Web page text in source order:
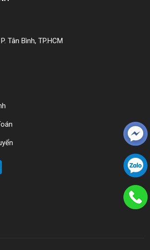
Tân Bình, TP.HCM